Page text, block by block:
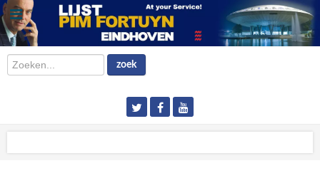
Zoeken... zoek